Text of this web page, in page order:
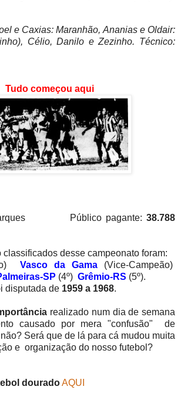
e Caxias: Maranhão, Ananias e Oldair:
Célio, Danilo e Zezinho. Técnico:
Tudo começou aqui
Público pagante: 38.788
classificados desse campeonato foram:
Vasco da Gama(Vice-Campeão)
SP (4º) Grêmio-RS (5º).
disputada de 1959 a 1968.
realizado num dia de semana
causado por mera "confusão" de
Será que de lá para cá mudou muita
e organização do nosso futebol?
douradoAQUI